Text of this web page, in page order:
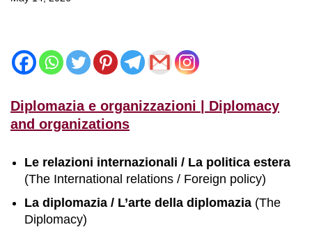
Diplomazia e organizzazioni | Diplomacy
and organizations
Le relazioni internazionali / La politica estera
(The International relations / Foreign policy)
La diplomazia / L’arte della diplomazia (The
Diplomacy)